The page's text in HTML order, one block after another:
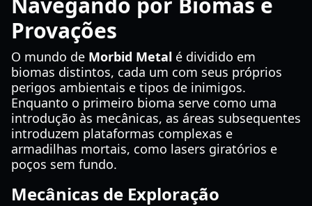
Provações
O mundo de Morbid Metal é dividido em
biomas distintos, cada um com seus próprios
perigos ambientais e tipos de inimigos.
Enquanto o primeiro bioma serve como uma
introdução às mecânicas, as áreas subsequentes
introduzem plataformas complexas e
armadilhas mortais, como lasers giratórios e
poços sem fundo.
Mecânicas de Exploração